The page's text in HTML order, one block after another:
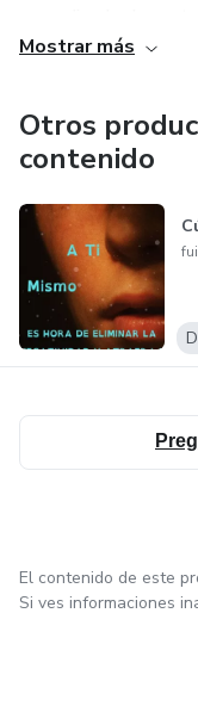
evolui os
Mostrar más
Otros
contenido
El contenido de este
Si ves informaciones